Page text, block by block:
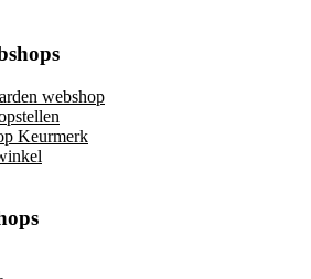
webshop
Keurmerk